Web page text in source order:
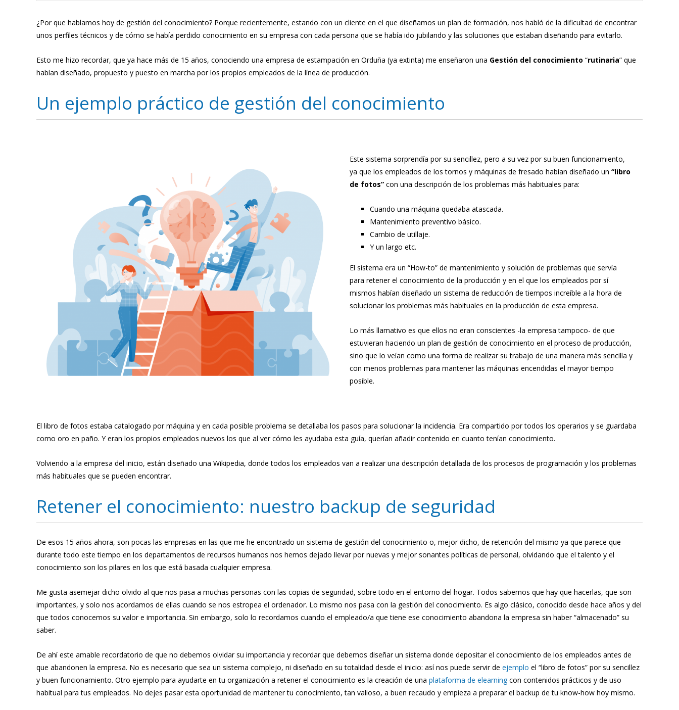
¿Por que hablamos hoy de gestión del conocimiento? Porque recientemente, estando con un cliente en el que diseñamos un plan de formación, nos habló de la dificultad de encontrar
unos perfiles técnicos y de cómo se había perdido conocimiento en su empresa con cada persona que se había ido jubilando y las soluciones que estaban diseñando para evitarlo.
Esto me hizo recordar, que ya hace más de 15 años, conociendo una empresa de estampación en Orduña (ya extinta) me enseñaron una Gestión del conocimiento “rutinaria” que
habían diseñado, propuesto y puesto en marcha por los propios empleados de la línea de producción.
Un ejemplo práctico de gestión del conocimiento
Este sistema sorprendía por su sencillez, pero a su vez por su buen funcionamiento,
ya que los empleados de los tornos y máquinas de fresado habían diseñado un “libro
de fotos” con una descripción de los problemas más habituales para:
Cuando una máquina quedaba atascada.
Mantenimiento preventivo básico.
Cambio de utillaje.
Y un largo etc.
El sistema era un “How-to” de mantenimiento y solución de problemas que servía
para retener el conocimiento de la producción y en el que los empleados por sí
mismos habían diseñado un sistema de reducción de tiempos increíble a la hora de
solucionar los problemas más habituales en la producción de esta empresa.
Lo más llamativo es que ellos no eran conscientes -la empresa tampoco- de que
estuvieran haciendo un plan de gestión de conocimiento en el proceso de producción,
sino que lo veían como una forma de realizar su trabajo de una manera más sencilla y
con menos problemas para mantener las máquinas encendidas el mayor tiempo
posible.
El libro de fotos estaba catalogado por máquina y en cada posible problema se detallaba los pasos para solucionar la incidencia. Era compartido por todos los operarios y se guardaba
como oro en paño. Y eran los propios empleados nuevos los que al ver cómo les ayudaba esta guía, querían añadir contenido en cuanto tenían conocimiento.
Volviendo a la empresa del inicio, están diseñado una Wikipedia, donde todos los empleados van a realizar una descripción detallada de los procesos de programación y los problemas
más habituales que se pueden encontrar.
Retener el conocimiento: nuestro backup de seguridad
De esos 15 años ahora, son pocas las empresas en las que me he encontrado un sistema de gestión del conocimiento o, mejor dicho, de retención del mismo ya que parece que
durante todo este tiempo en los departamentos de recursos humanos nos hemos dejado llevar por nuevas y mejor sonantes políticas de personal, olvidando que el talento y el
conocimiento son los pilares en los que está basada cualquier empresa.
Me gusta asemejar dicho olvido al que nos pasa a muchas personas con las copias de seguridad, sobre todo en el entorno del hogar. Todos sabemos que hay que hacerlas, que son
importantes, y solo nos acordamos de ellas cuando se nos estropea el ordenador. Lo mismo nos pasa con la gestión del conocimiento. Es algo clásico, conocido desde hace años y del
que todos conocemos su valor e importancia. Sin embargo, solo lo recordamos cuando el empleado/a que tiene ese conocimiento abandona la empresa sin haber “almacenado” su
saber.
De ahí este amable recordatorio de que no debemos olvidar su importancia y recordar que debemos diseñar un sistema donde depositar el conocimiento de los empleados antes de
que abandonen la empresa. No es necesario que sea un sistema complejo, ni diseñado en su totalidad desde el inicio: así nos puede servir de ejemplo el “libro de fotos” por su sencillez
y buen funcionamiento. Otro ejemplo para ayudarte en tu organización a retener el conocimiento es la creación de una plataforma de elearning con contenidos prácticos y de uso
habitual para tus empleados. No dejes pasar esta oportunidad de mantener tu conocimiento, tan valioso, a buen recaudo y empieza a preparar el backup de tu know-how hoy mismo.